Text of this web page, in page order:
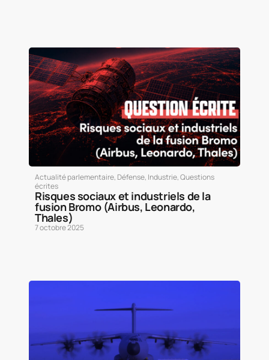
Actualité parlementaire, Défense, Industrie,Questions
écrites
Risques sociaux et industriels de la
fusion Bromo (Airbus, Leonardo,
Thales)
7 octobre 2025